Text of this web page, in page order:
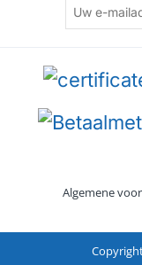
e-
mailadres
Algemene